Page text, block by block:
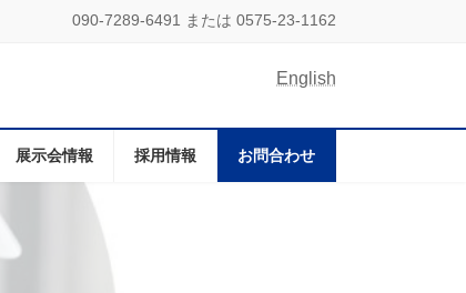
090-7289-6491 または 0575-23-1162
English
展示会情報 採用情報 お問合わせ